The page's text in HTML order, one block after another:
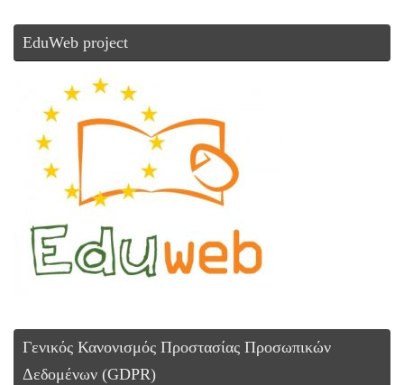
EduWeb project
Γενικός Κανονισμός Προστασίας Προσωπικών
Δεδομένων (GDPR)